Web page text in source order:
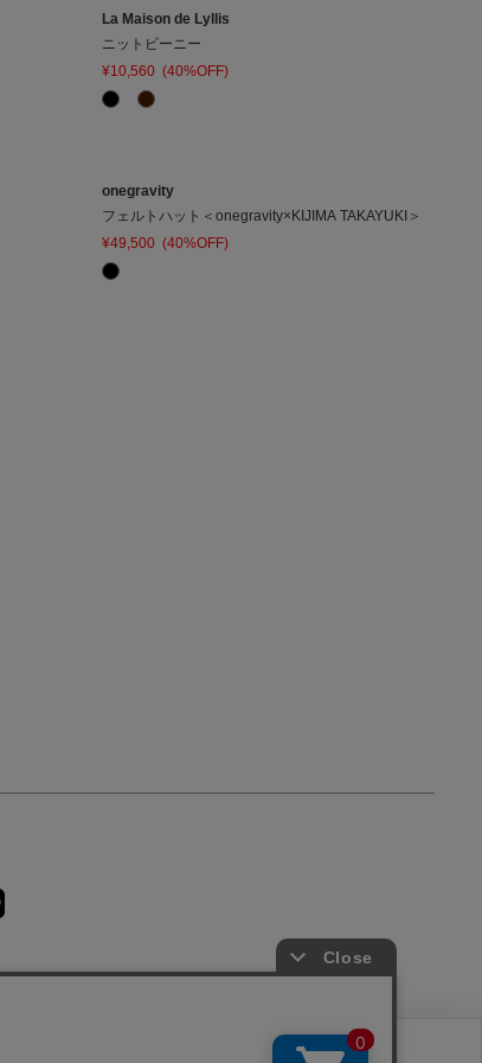
La Maison de Lyllis
ニットビーニー
¥10,560 (40%OFF)
onegravity
フェルトハット＜onegravity×KIJIMA TAKAYUKI＞
¥49,500 (40%OFF)